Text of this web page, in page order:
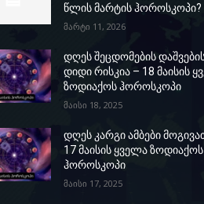
წლის მარტის ჰოროსკოპი?
მარტი 11, 2026
დღეს შეცდომების
დიდი რისკია – 18 მაისის
ზოდიაქოს ჰოროსკოპი
მაისი 18, 2025
დღეს კარგი ამბები
17 მაისის ყველა ზოდიაქოს
ჰოროსკოპი
მაისი 17, 2025